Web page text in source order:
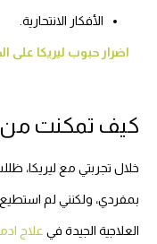
الأفكار الانتحارية.
اضرار حبوب ليريكا على
كيف تمكنت من
خلال تجربتي مع ليريكا،
بمفردي، ولكنني لم
العلاجية الجيدة في علاج